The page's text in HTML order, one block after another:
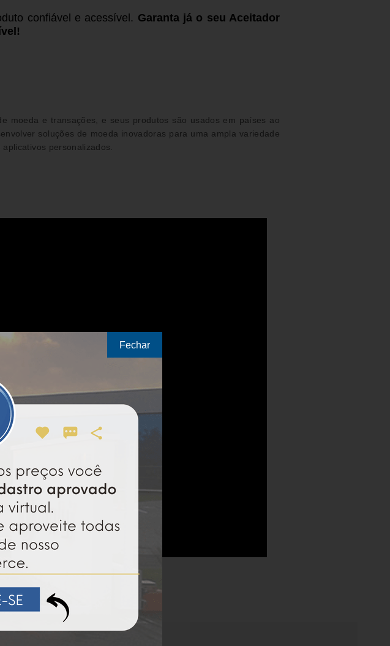
confiável e acessível. Garanta já o seu Aceitador
moeda e transações, e seus produtos são usados ​​em países ao
soluções de moeda inovadoras para uma ampla variedade
personalizados.
Fechar